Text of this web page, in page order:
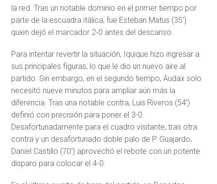
la red. Tras un notable dominio en el primer tiempo por
parte de la escuadra itálica, fue Esteban Matus (35′)
quien dejó el marcador 2-0 antes del descanso.
Para intentar revertir la situación, Iquique hizo ingresar a
sus principales figuras, lo que le dio un nuevo aire al
partido. Sin embargo, en el segundo tiempo, Audax solo
necesitó nueve minutos para ampliar aún más la
diferencia. Tras una notable contra, Luis Riveros (54′)
definió con precisión para poner el 3-0.
Desafortunadamente para el cuadro visitante, tras otra
contra y un desafortunado doble palo de P. Guajardo,
Daniel Castillo (70′) aprovechó el rebote con un potente
disparo para colocar el 4-0.